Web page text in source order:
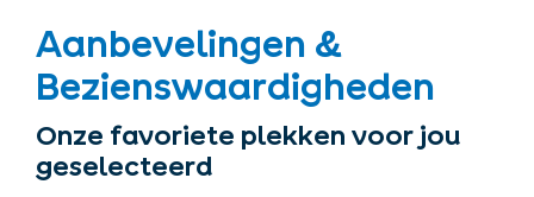
Aanbevelingen &
Bezienswaardigheden
Onze favoriete plekken voor jou
geselecteerd